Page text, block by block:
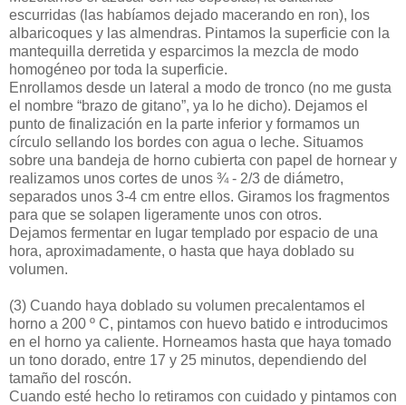
escurridas (las habíamos dejado macerando en ron), los
albaricoques y las almendras. Pintamos la superficie con la
mantequilla derretida y esparcimos la mezcla de modo
homogéneo por toda la superficie.
Enrollamos desde un lateral a modo de tronco (no me gusta
el nombre “brazo de gitano”, ya lo he dicho). Dejamos el
punto de finalización en la parte inferior y formamos un
círculo sellando los bordes con agua o leche. Situamos
sobre una bandeja de horno cubierta con papel de hornear y
realizamos unos cortes de unos ¾ - 2/3 de diámetro,
separados unos 3-4 cm entre ellos. Giramos los fragmentos
para que se solapen ligeramente unos con otros.
Dejamos fermentar en lugar templado por espacio de una
hora, aproximadamente, o hasta que haya doblado su
volumen.
(3) Cuando haya doblado su volumen precalentamos el
horno a 200 º C, pintamos con huevo batido e introducimos
en el horno ya caliente. Horneamos hasta que haya tomado
un tono dorado, entre 17 y 25 minutos, dependiendo del
tamaño del roscón.
Cuando esté hecho lo retiramos con cuidado y pintamos con